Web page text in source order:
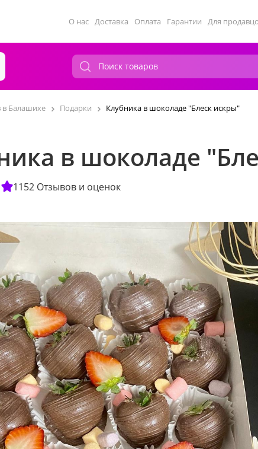
О нас Доставка Оплата Гарантии Для
в Балашихе Подарки Клубника в шоколаде "Блеск искры"
в шоколаде
1152 Отзывов и оценок